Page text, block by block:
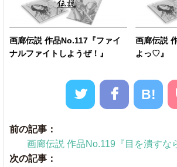
画廊伝説 作品No.117『ファイ
ナルファイトしようぜ！』
画廊伝説
よっ♡』
B!
前の記事：
画廊伝説 作品No.119『目を潰すな
次の記事：